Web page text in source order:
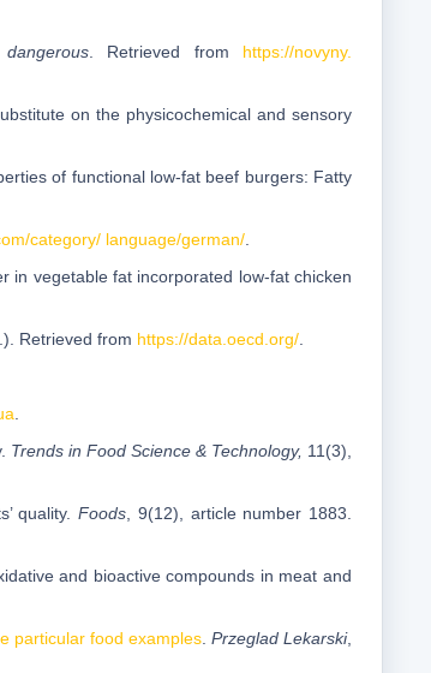
. Retrieved from https://novyny.
on the physicochemical and sensory
of functional low-fat beef burgers: Fatty
category/ language/german/
in vegetable fat incorporated low-fat chicken
Retrieved from https://data.oecd.org/
Trends in Food Science & Technology, 11(3),
quality.Foods , 9(12), article number 1883.
and bioactive compounds in meat and
particular food examples Przeglad Lekarski,